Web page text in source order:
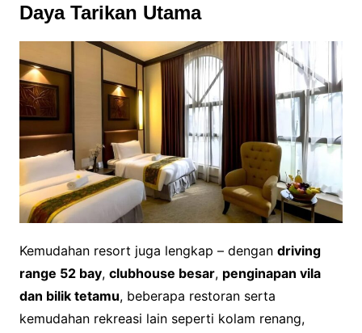
Daya Tarikan Utama
Kemudahan resort juga lengkap – dengan driving
range 52 bay, clubhouse besar, penginapan vila
dan bilik tetamu, beberapa restoran serta
kemudahan rekreasi lain seperti kolam renang,